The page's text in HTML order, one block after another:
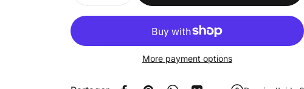
More payment options